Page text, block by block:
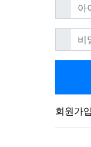
아이디
비밀번
회원가